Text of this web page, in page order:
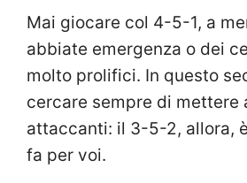
Mai giocare col 4-5-1, a
abbiate emergenza o dei
molto prolifici. In questo
cercare sempre di mettere
attaccanti: il 3-5-2, allora,
fa per voi.